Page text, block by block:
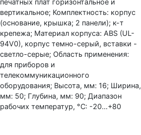
вертикальное; Комплектность: корпус
(основание, крышка; 2 панели); к-т
крепежа; Материал корпуса: ABS (UL-
94V0), корпус темно-серый, вставки -
светло-серые; Область применения:
для приборов и
телекоммуникационного
оборудования; Высота, мм: 16; Ширина,
мм: 50; Глубина, мм: 90; Диапазон
рабочих температур, °C: -20…+80